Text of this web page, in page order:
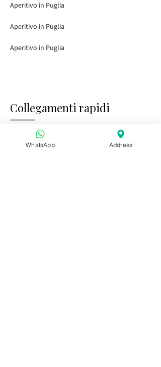
Aperitivo in Puglia
Aperitivo in Puglia
Aperitivo in Puglia
Collegamenti rapidi
Visitare i giardini
WhatsApp Address